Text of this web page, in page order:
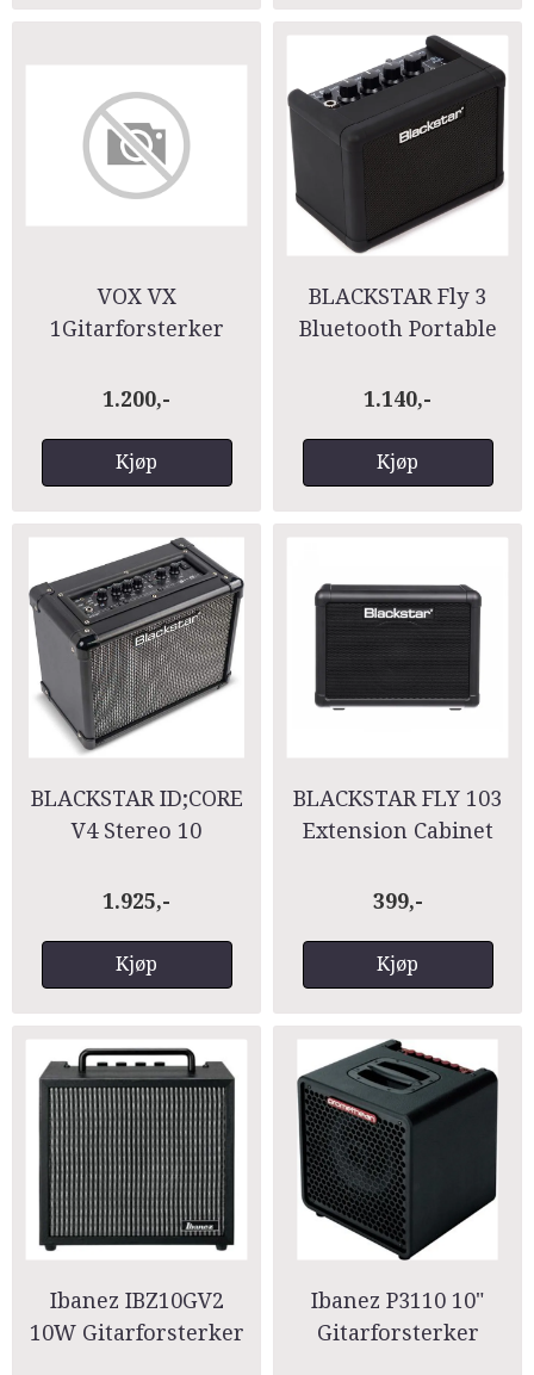
VOX VX
1Gitarforsterker
1.200,-
Kjøp
BLACKSTAR Fly 3
Bluetooth Portable
1.140,-
Kjøp
BLACKSTAR ID;CORE
V4 Stereo 10
1.925,-
Kjøp
BLACKSTAR FLY 103
Extension Cabinet
399,-
Kjøp
Ibanez IBZ10GV2
10W Gitarforsterker
Ibanez P3110 10"
Gitarforsterker